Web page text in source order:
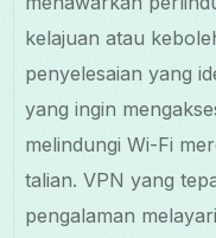
kelajuan atau
penyelesaian yang
yang ingin
melindungi Wi-Fi
talian. VPN yang
pengalaman